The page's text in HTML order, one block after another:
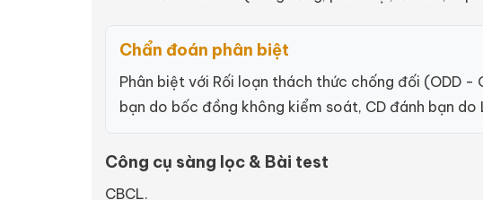
Chẩn đoán phân biệt
Phân biệt với Rối loạn thách thức chống đối (ODD -
bạn do bốc đồng không kiểm soát, CD đánh bạn do
Công cụ sàng lọc & Bài test
CBCL.